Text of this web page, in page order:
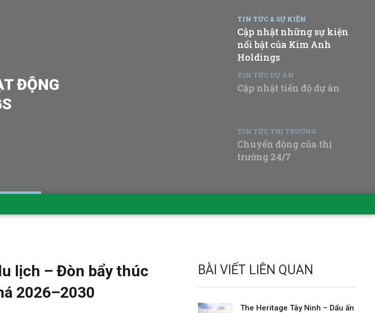
TIN TỨC & SỰ KIỆN
Cập nhật những sự kiện
nổi bật của Kim Anh
Holdings
TIN TỨC DỰ ÁN
Cập nhật tiến độ dự án
TIN TỨC THỊ TRƯỜNG
Chuyển động của thị
trường 24/7
ĐỘNG
lịch – Đòn bẩy thúc
2026–2030
BÀI VIẾT LIÊN QUAN
The Heritage Tây Ninh – Dấu ấn